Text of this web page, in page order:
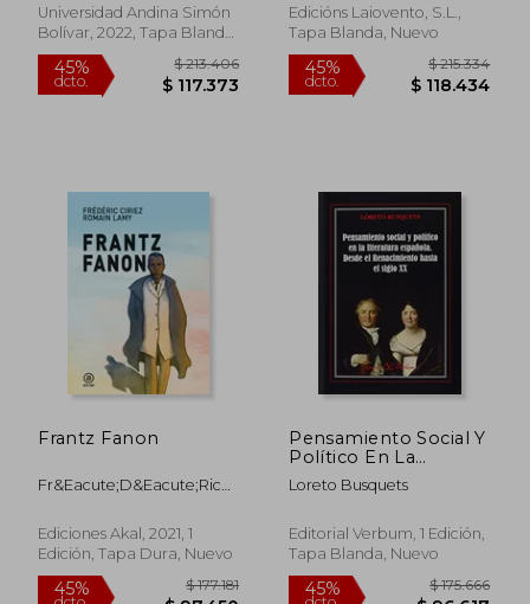
45%
dcto.
$ 171.503
$ 94.327
45%
dcto. $
Universidad Andina Simón
Bolívar, 2022, Tapa Blanda,
Nuevo
Edicións Laiovento, S.L.,
Tapa Blanda, Nuevo
Frantz Fanon
Fr&Eacute;D&Eacute;Ric
Ediciones Akal, 2021, 1
Edición, Tapa Dura, Nuevo
Pensamiento Social Y
Político En La
Literatura Española.
Desde El
El Siglo Xx
Loreto Busquets
Editorial Verbum, 1 Edición,
Tapa Blanda, Nuevo